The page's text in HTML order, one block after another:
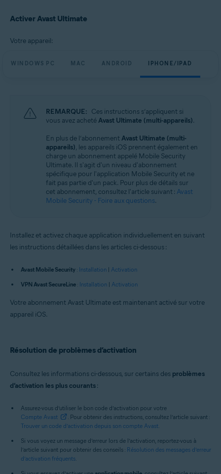
Activer Avast Ultimate
Votre appareil:
WINDOWS PC MAC ANDROID IPHONE/IPAD
REMARQUE: Ces instructions s’appliquent si
vous avez achetéAvast Ultimate (multi-appareils).
En plus de l’abonnementAvast Ultimate (multi-
appareils), les appareils iOS prennent également en
charge un abonnement appelé Mobile Security
Ultimate. Il s'agit d'un niveau d'abonnement
spécifique pour l'application Mobile Security et ne
fait pas partie d'un pack. Pour plus de détails sur
cet abonnement, consultez l'article suivant : Avast
Mobile Security - Foire aux questions.
Installez et activez chaque application individuellement en suivant
les instructions détaillées dans les articles ci-dessous :
Avast Mobile Security : Installation | Activation
VPN Avast SecureLine : Installation | Activation
Votre abonnement Avast Ultimate est maintenant activé sur votre
appareil iOS.
Résolution de problèmes d’activation
Consultez les informations ci-dessous, sur certains des problèmes
d’activation les plus courants:
Assurez-vous d’utiliser le bon code d’activation pour votre
Compte Avast
. Pour obtenir des instructions, consultez l’article suivant :
Trouver un code d’activation depuis son compte Avast.
Si vous voyez un message d’erreur lors de l’activation, reportez-vous à
l’article suivant pour obtenir des conseils : Résolution des messages d’erreur
d’activation fréquents.